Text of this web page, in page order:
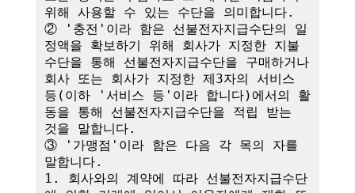
위해 사용할 수 있는 수단을 의미합니다.
② '충전'이라 함은 선불전자지급수단의 일
정액을 확보하기 위해 회사가 지정한 지불
수단을 통해 선불전자지급수단을 구매하거나
회사 또는 회사가 지정한 제3자의 서비스
등(이하 '서비스 등'이라 합니다)에서의 활
동을 통해 선불전자지급수단을 적립 받는
것을 말합니다.
③ '가맹점'이라 함은 다음 각 목의 자를
말합니다.
1. 회사와의 계약에 따라 선불전자지급수단